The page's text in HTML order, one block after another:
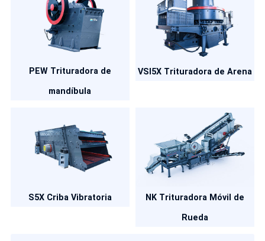
PEW Trituradora de
mandíbula
VSI5X Trituradora de Arena
S5X Criba Vibratoria
NK Trituradora Móvil de
Rueda